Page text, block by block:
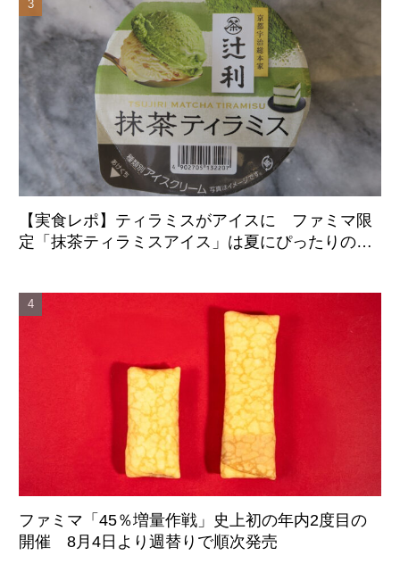
【実食レポ】ティラミスがアイスに ファミマ限
定「抹茶ティラミスアイス」は夏にぴったりの爽
ファミマ「45％増量作戦」史上初の年内2度目の
開催 8月4日より週替りで順次発売